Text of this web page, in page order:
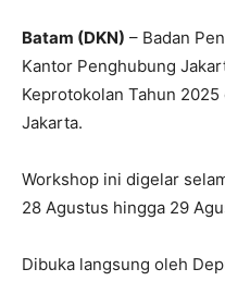
Batam (DKN) – Badan
Kantor Penghubung
Keprotokolan Tahun
Jakarta.
Workshop ini digelar
28 Agustus hingga 29
Dibuka langsung oleh